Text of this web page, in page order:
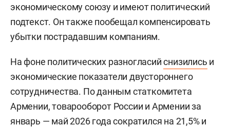
экономическому союзу и имеют политический
подтекст. Он также пообещал компенсировать
убытки пострадавшим компаниям.
На фоне политических разногласийснизились и
экономические показатели двустороннего
сотрудничества. По данным статкомитета
Армении, товарооборот России и Армении за
январь — май 2026 года сократился на 21,5% и